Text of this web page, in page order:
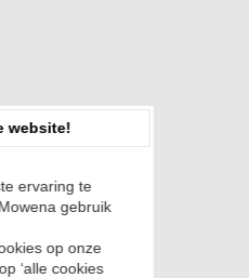
website!
ervaring te
gebruik
op onze
‘alle cookies